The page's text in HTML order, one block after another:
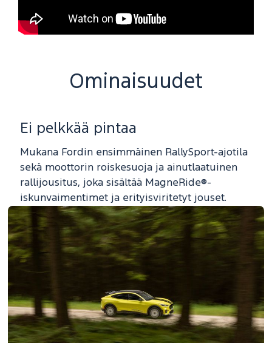
Ominaisuudet
Ei pelkkää pintaa
Mukana Fordin ensimmäinen RallySport-ajotila
sekä moottorin roiskesuoja ja ainutlaatuinen
rallijousitus, joka sisältää MagneRide®-
iskunvaimentimet ja erityisviritetyt jouset.